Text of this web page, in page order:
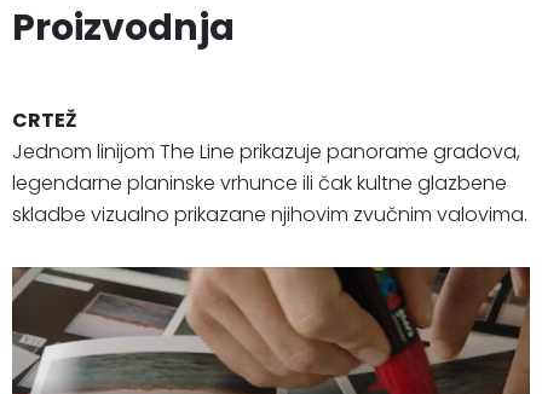
Proizvodnja
CRTEŽ
Jednom linijom The Line prikazuje panorame gradova,
legendarne planinske vrhunce ili čak kultne glazbene
skladbe vizualno prikazane njihovim zvučnim valovima.